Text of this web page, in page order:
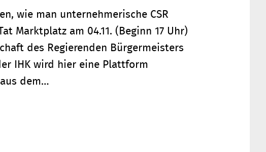
wie man unternehmerische CSR
Marktplatz am 04.11. (Beginn 17 Uhr)
des Regierenden Bürgermeisters
IHK wird hier eine Plattform
dem…